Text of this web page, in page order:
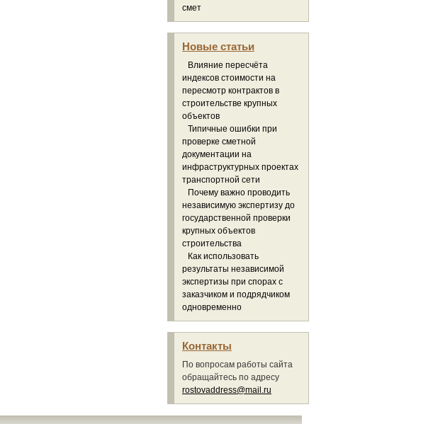
смет
Новые статьи
Влияние пересчёта
индексов стоимости на
пересмотр контрактов в
строительстве крупных
объектов
Типичные ошибки при
проверке сметной
документации на
инфраструктурных проектах
транспортной сети
Почему важно проводить
независимую экспертизу до
государственной проверки
крупных объектов
строительства
Как использовать
результаты независимой
экспертизы при спорах с
заказчиком и подрядчиком
одновременно
Контакты
По вопросам работы сайта
обращайтесь по адресу
rostovaddress@mail.ru